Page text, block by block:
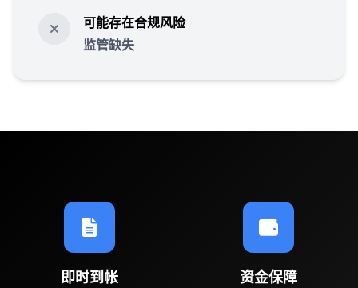
可能存在合规风险
监管缺失
即时到帐 资金保障